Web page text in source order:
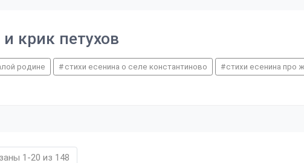
крик петухов
родине стихи есенина о селе константиново стихи есенина про
1-20 из 148